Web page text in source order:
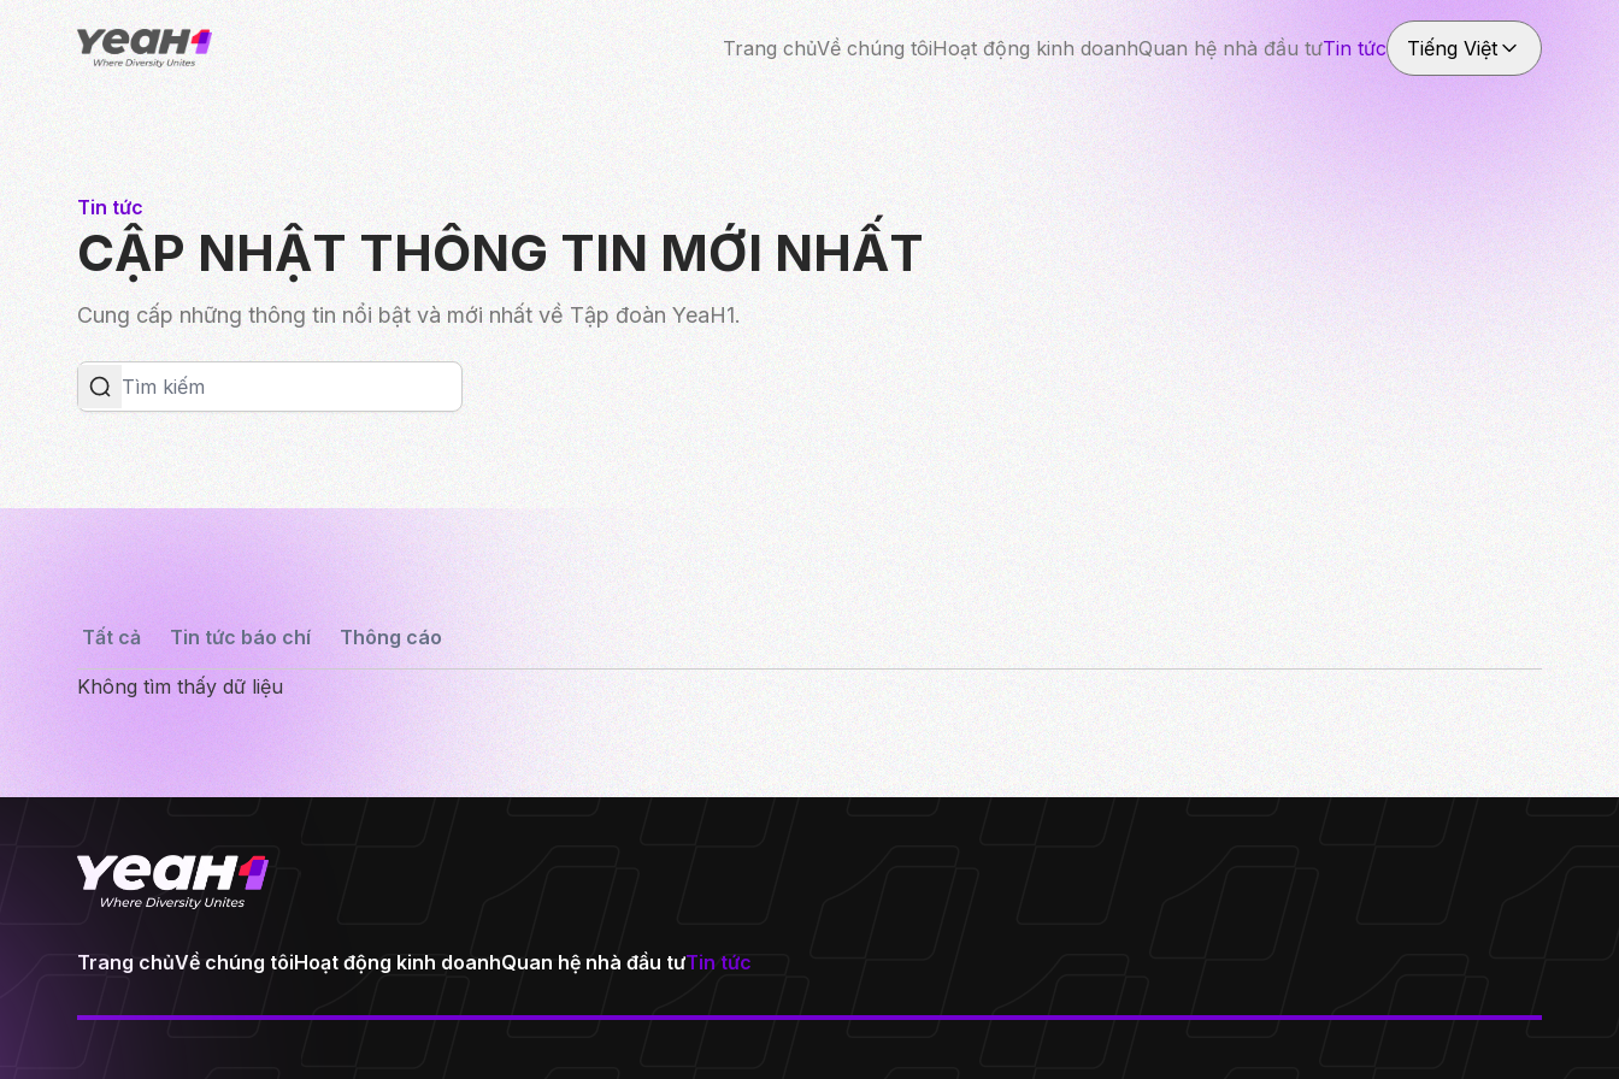
Trang chủVề chúng tôiHoạt động kinh doanhQuan hệ nhà đầu tưTin tức Tiếng Việt
Tin tức
CẬP NHẬT THÔNG TIN MỚI NHẤT
Cung cấp những thông tin nổi bật và mới nhất về Tập đoàn YeaH1.
Tất cả Tin tức báo chí Thông cáo
Không tìm thấy dữ liệu
Trang chủVề chúng tôiHoạt động kinh doanhQuan hệ nhà đầu tưTin tức